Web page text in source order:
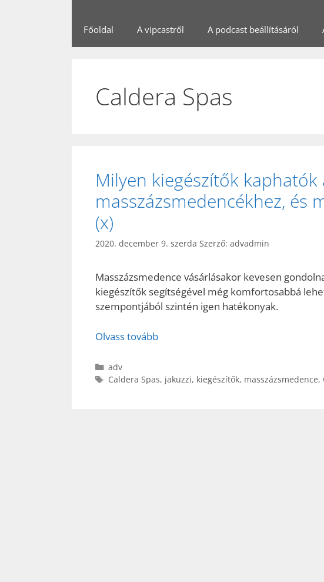
Főoldal A vipcastről A podcast beállításáról
Caldera Spas
Milyen kiegészítők kaphatók
masszázsmedencékhez, és
(x)
2020. december 9. szerda Szerző: advadmin
Masszázsmedence vásárlásakor kevesen
kiegészítők segítségével még komfortosabbá
szempontjából szintén igen hatékonyak.
Olvass tovább
Kategória
adv
Címkék
Caldera Spas, jakuzzi, kiegészítők, masszázsmedence,